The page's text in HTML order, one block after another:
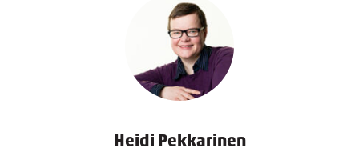
Heidi Pekkarinen